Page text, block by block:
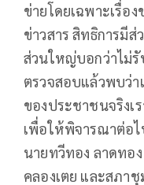
ข่ายโดยเฉพาะเรื่อ
ข่าวสาร สิทธิการมี
ส่วนใหญ่บอกว่าไม่รั
ตรวจสอบแล้วพบว่า
ของประชาชนจริงเ
เพื่อให้พิจารณาต่อ
นายทวีทอง ลาดทอ
คลองเตย และสภา